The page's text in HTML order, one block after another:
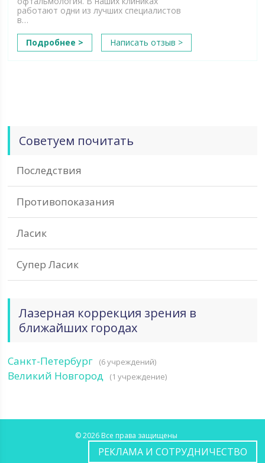
работают одни из лучших специалистов
в…
Подробнее >
Написать отзыв >
Советуем почитать
Последствия
Противопоказания
Ласик
Супер Ласик
Лазерная коррекция зрения в
ближайших городах
Санкт-Петербург (6 учреждений)
Великий Новгород (1 учреждение)
© 2026 Все права защищены
РЕКЛАМА И СОТРУДНИЧЕСТВО